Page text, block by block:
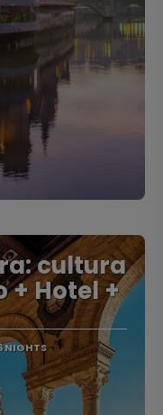
cultura
+ Hotel +
NIGHTS